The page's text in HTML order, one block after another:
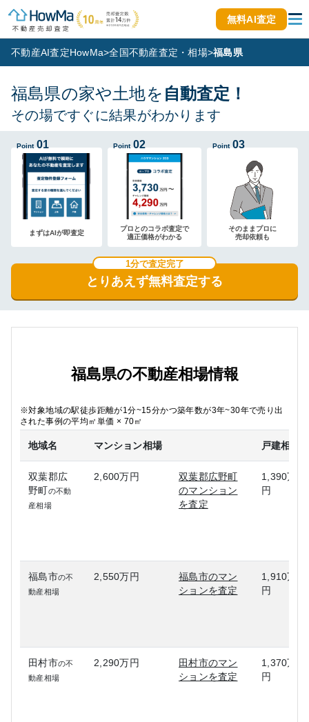
無料AI査定
不動産AI査定HowMa>全国不動産査定・相場>福島県
福島県の家や土地を 自動査定！
その場ですぐに結果がわかります
Point 01
まずはAIが即査定
Point 02
プロとのコラボ査定で
適正価格がわかる
Point 03
そのままプロに
売却依頼も
とりあえず無料査定する
1分で査定完了
福島県の不動産相場情報
※対象地域の駅徒歩距離が1分~15分かつ築年数が3年~30年で売り出
された事例の平均㎡単価 × 70㎡
地域名 マンション相場 戸建相場
双葉郡広
野町の不動
産相場
2,600万円
双葉郡広野町
のマンション
を査定
1,390万
円
福島市の不
動産相場
2,550万円
福島市のマン
ションを査定
1,910万
円
田村市の不
動産相場
2,290万円
田村市のマン
ションを査定
1,370万
円